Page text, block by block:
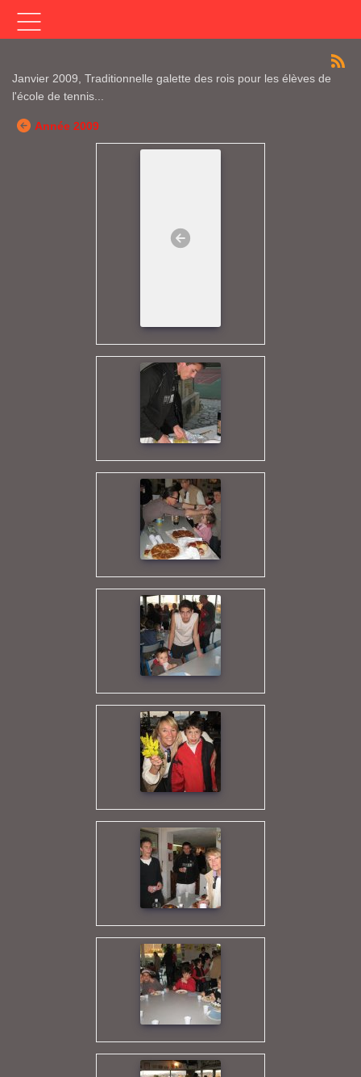
Janvier 2009, Traditionnelle galette des rois pour les élèves de
l'école de tennis...
Année 2009